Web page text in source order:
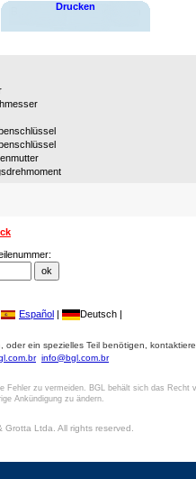
Drucken
Español | Deutsch |
ein spezielles Teil benötigen,
info@bgl.com.br
Fehler zu vermeiden. BGL behält sich das Recht
Ankündigung zu ändern.
Ltda. All rights reserved.